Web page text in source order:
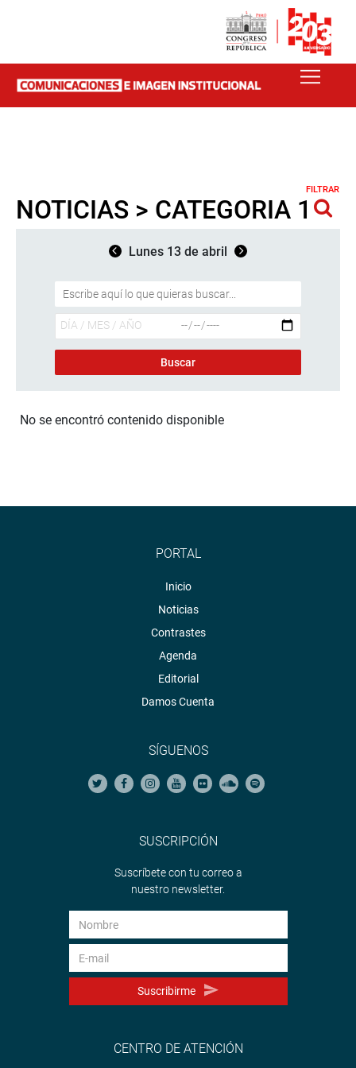
NOTICIAS > CATEGORIA 1
FILTRAR
Lunes 13 de abril
No se encontró contenido disponible
PORTAL
Inicio
Noticias
Contrastes
Agenda
Editorial
Damos Cuenta
SÍGUENOS
SUSCRIPCIÓN
Suscríbete con tu correo a
nuestro newsletter.
Suscribirme
CENTRO DE ATENCIÓN